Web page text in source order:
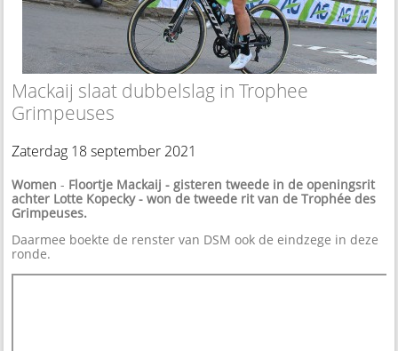
Mackaij slaat dubbelslag in Trophee
Grimpeuses
Zaterdag 18 september 2021
Women - Floortje Mackaij - gisteren tweede in de openingsrit
achter Lotte Kopecky - won de tweede rit van de Trophée des
Grimpeuses.
Daarmee boekte de renster van DSM ook de eindzege in deze
ronde.